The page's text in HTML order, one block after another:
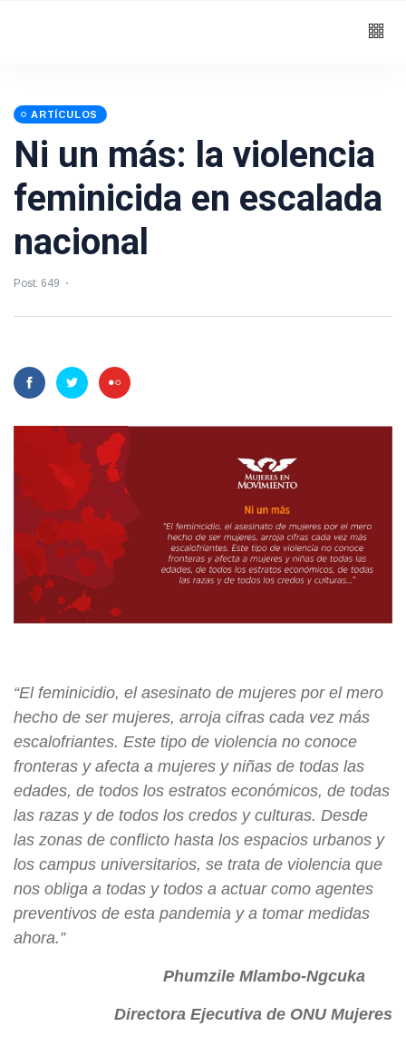
ARTÍCULOS
Ni un más: la violencia
feminicida en escalada
nacional
Post: 649
“El feminicidio, el asesinato de mujeres por el mero
hecho de ser mujeres, arroja cifras cada vez más
escalofriantes. Este tipo de violencia no conoce
fronteras y afecta a mujeres y niñas de todas las
edades, de todos los estratos económicos, de todas
las razas y de todos los credos y culturas. Desde
las zonas de conflicto hasta los espacios urbanos y
los campus universitarios, se trata de violencia que
nos obliga a todas y todos a actuar como agentes
preventivos de esta pandemia y a tomar medidas
ahora.”
Phumzile Mlambo-Ngcuka
Directora Ejecutiva de ONU Mujeres